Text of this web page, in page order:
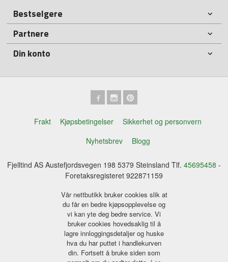
Bestselgere
Partnere
Din konto
Frakt Kjøpsbetingelser
Sikkerhet og personvern
Nyhetsbrev
Blogg
Fjelltind AS Austefjordsvegen 198 5379 Steinsland Tlf. 45695458 -
Foretaksregisteret 922871159
Vår nettbutikk bruker cookies slik at
du får en bedre kjøpsopplevelse og
vi kan yte deg bedre service. Vi
bruker cookies hovedsaklig til å
lagre innloggingsdetaljer og huske
hva du har puttet i handlekurven
din. Fortsett å bruke siden som